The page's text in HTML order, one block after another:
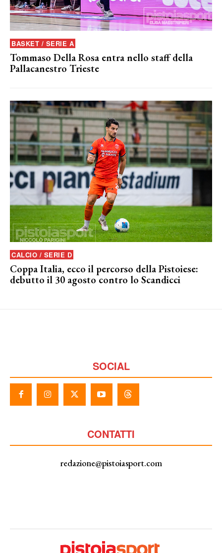
BASKET / SERIE A
Tommaso Della Rosa entra nello staff della
Pallacanestro Trieste
CALCIO / SERIE D
Coppa Italia, ecco il percorso della Pistoiese:
debutto il 30 agosto contro lo Scandicci
SOCIAL
CONTATTI
redazione@pistoiasport.com